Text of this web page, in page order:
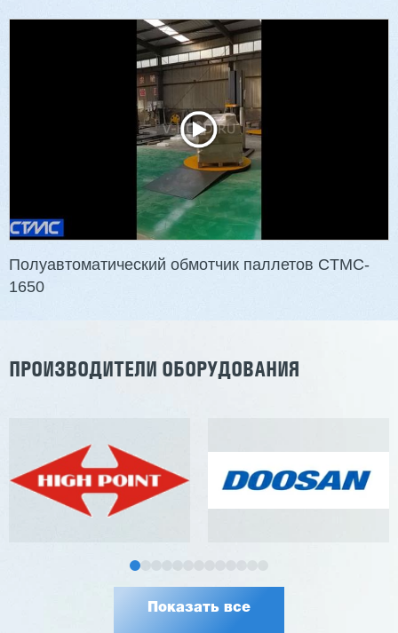
Полуавтоматический обмотчик паллетов CTMC-
1650
ПРОИЗВОДИТЕЛИ ОБОРУДОВАНИЯ
Показать все